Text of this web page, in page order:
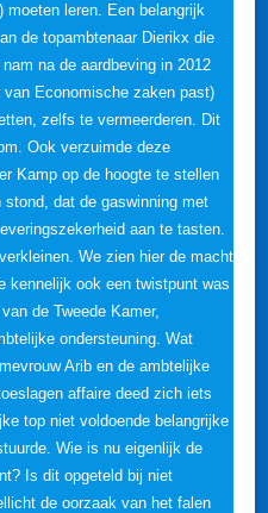
moeten leren. Een belangrijk
de topambtenaar Dierikx die
na de aardbeving in 2012
Economische zaken past)
zelfs te vermeerderen. Dit
Ook verzuimde deze
Kamp op de hoogte te stellen
dat de gaswinning met
aan te tasten.
We zien hier de macht
kennelijk ook een twistpunt was
de Tweede Kamer,
ondersteuning. Wat
Arib en de ambtelijke
affaire deed zich iets
top niet voldoende belangrijke
Wie is nu eigenlijk de
Is dit opgeteld bij niet
de oorzaak van het falen